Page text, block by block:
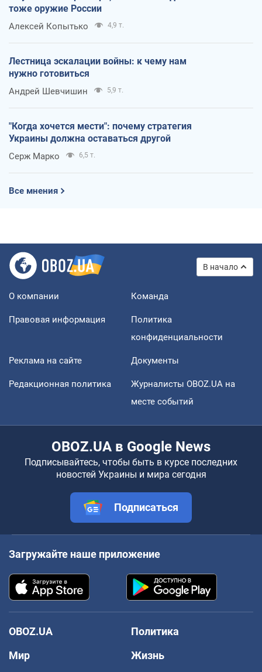
тоже оружие России
Алексей Копытько 4,9 т.
Лестница эскалации войны: к чему нам
нужно готовиться
Андрей Шевчишин 5,9 т.
"Когда хочется мести": почему стратегия
Украины должна оставаться другой
Серж Марко 6,5 т.
Все мнения
В начало
О компании Команда
Правовая информация
Политика
конфиденциальности
Реклама на сайте Документы
Редакционная политика
Журналисты OBOZ.UA на
месте событий
OBOZ.UA в Google News
Подписывайтесь, чтобы быть в курсе последних
новостей Украины и мира сегодня
Подписаться
Загружайте наше приложение
OBOZ.UA
Политика
Мир
Жизнь